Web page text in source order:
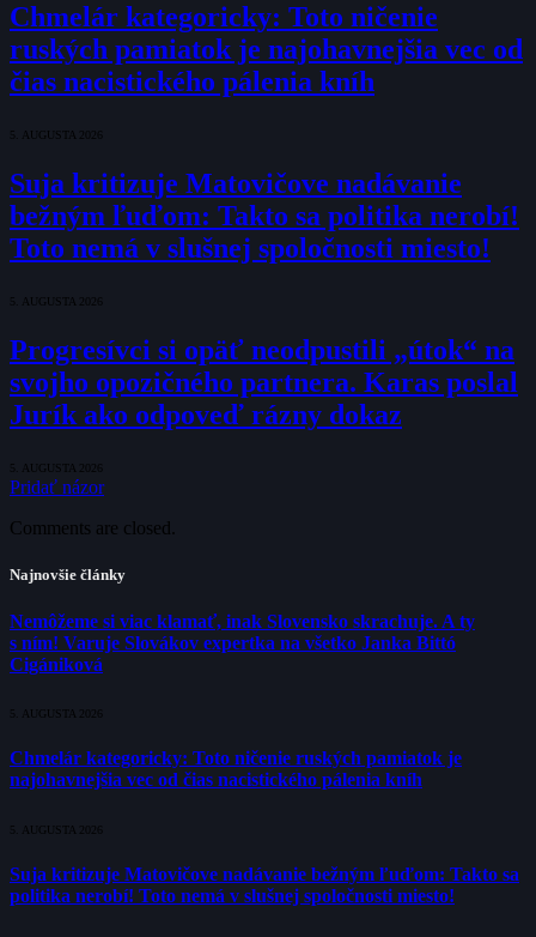
Chmelár kategoricky: Toto ničenie
ruských pamiatok je najohavnejšia vec od
čias nacistického pálenia kníh
5. AUGUSTA 2026
Suja kritizuje Matovičove nadávanie
bežným ľuďom: Takto sa politika nerobí!
Toto nemá v slušnej spoločnosti miesto!
5. AUGUSTA 2026
Progresívci si opäť neodpustili „útok“ na
svojho opozičného partnera. Karas poslal
Jurík ako odpoveď rázny dokaz
5. AUGUSTA 2026
Pridať názor
Comments are closed.
Najnovšie články
Nemôžeme si viac klamať, inak Slovensko skrachuje. A ty
s ním! Varuje Slovákov expertka na všetko Janka Bittó
Cigániková
5. AUGUSTA 2026
Chmelár kategoricky: Toto ničenie ruských pamiatok je
najohavnejšia vec od čias nacistického pálenia kníh
5. AUGUSTA 2026
Suja kritizuje Matovičove nadávanie bežným ľuďom: Takto sa
politika nerobí! Toto nemá v slušnej spoločnosti miesto!